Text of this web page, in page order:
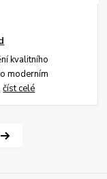
kvalitního
moderním
číst celé